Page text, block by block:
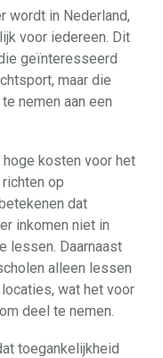
wordt in Nederland,
voor iedereen. Dit
geïnteresseerd
maar die
nemen aan een
kosten voor het
op
dat
inkomen niet in
lessen. Daarnaast
alleen lessen
wat het voor
deel te nemen.
toegankelijkheid